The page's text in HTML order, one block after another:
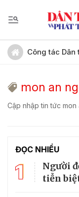
Công tác Dân
mon an
Cập nhập tin tức
ĐỌC NHIỀU
1
Người
tiễn